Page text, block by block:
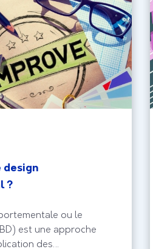
design
?
ou le
est une approche
des